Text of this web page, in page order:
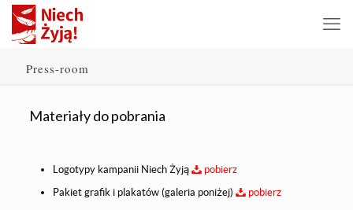
Press-room
Materiały do pobrania
Logotypy kampanii Niech Żyją
pobierz
Pakiet grafik i plakatów (galeria poniżej)
pobierz